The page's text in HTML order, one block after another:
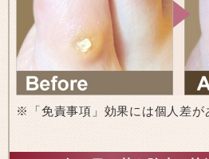
※「免責事項」効果には個人差が